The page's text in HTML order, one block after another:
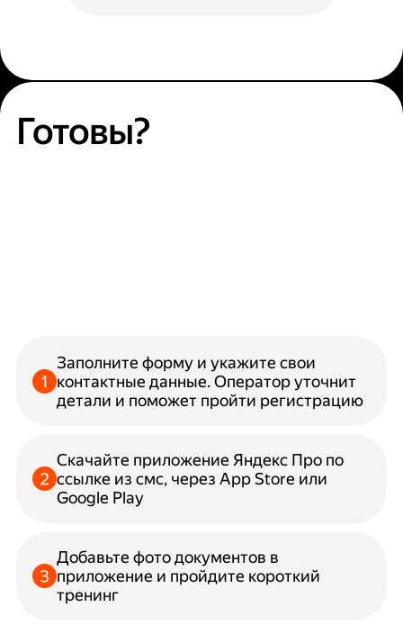
Готовы?
Заполните форму и укажите свои
контактные данные. Оператор уточнит
детали и поможет пройти регистрацию
Скачайте приложение Яндекс Про по
ссылке из смс, через App Store или
Google Play
Добавьте фото документов в
приложение и пройдите короткий
тренинг